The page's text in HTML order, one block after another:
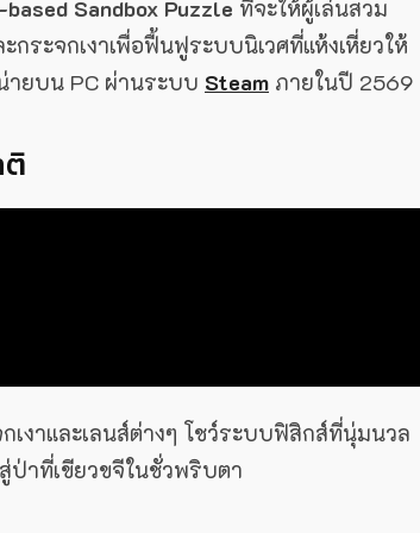
Sandbox Puzzle ที่จะให้ผู้เล่นสวม
ระจกเงาเพื่อฟื้นฟูระบบนิเวศที่แห้งเหี่ยวให้
ายบน PC ผ่านระบบ Steam ภายในปี 2569
งาและเลนส์ต่างๆ โชว์ระบบฟิสิกส์ที่นุ่มนวล
ป่าที่เขียวขจีในชั่วพริบตา